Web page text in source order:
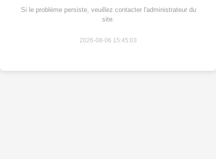
Si le problème persiste, veuillez contacter l'administrateur du
site.
2026-08-06 15:45:03